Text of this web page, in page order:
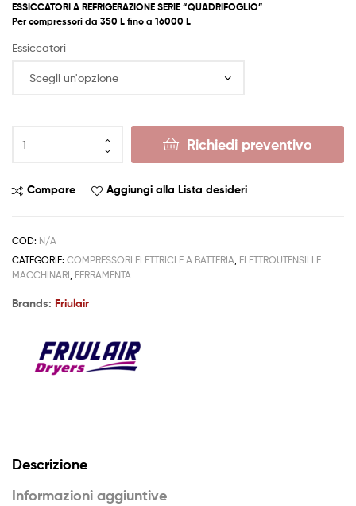
ESSICCATORI A REFRIGERAZIONE SERIE “QUADRIFOGLIO”
Per compressori da 350 L fino a 16000 L
Essiccatori
Richiedi preventivo
Compare Aggiungi alla Lista desideri
COD: N/A
CATEGORIE: COMPRESSORI ELETTRICI E A BATTERIA, ELETTROUTENSILI E
MACCHINARI, FERRAMENTA
Brands: Friulair
Descrizione
Informazioni aggiuntive